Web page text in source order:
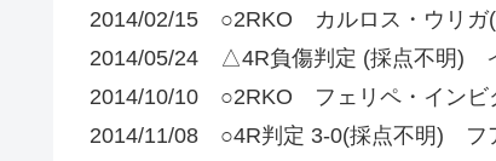
2014/02/15 ○2RKO カルロス・ウリガ(
2014/05/24 △4R負傷判定 (採点不明)
2014/10/10 ○2RKO フェリペ・インビ
2014/11/08 ○4R判定 3-0(採点不明) フ